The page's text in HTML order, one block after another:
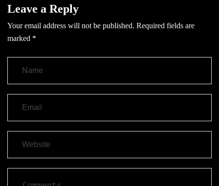
Leave a Reply
Your email address will not be published. Required fields are
marked *